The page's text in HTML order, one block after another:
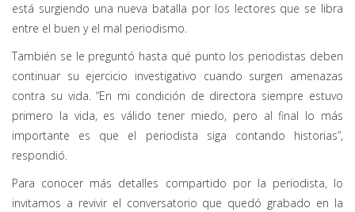
está surgiendo una nueva batalla por los lectores que se libra
entre el buen y el mal periodismo.
También se le preguntó hasta qué punto los periodistas deben
continuar su ejercicio investigativo cuando surgen amenazas
contra su vida. “En mi condición de directora siempre estuvo
primero la vida, es válido tener miedo, pero al final lo más
importante es que el periodista siga contando historias”,
respondió.
Para conocer más detalles compartido por la periodista, lo
invitamos a revivir el conversatorio que quedó grabado en la